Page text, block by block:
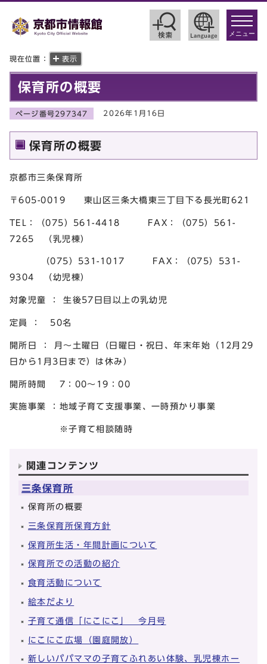
toggle
メニュー
現在位置： 表示
保育所の概要
ページ番号297347 2026年1月16日
保育所の概要
京都市三条保育所
〒605-0019 東山区三条大橋東三丁目下る長光町621
TEL：（075）561-4418 FAX：（075）561-
7265 （乳児棟）
（075）531-1017 FAX：（075）531-
9304 （幼児棟）
対象児童 ： 生後57日目以上の乳幼児
定員 ： 50名
開所日 ： 月～土曜日（日曜日・祝日、年末年始（12月29
日から1月3日まで）は休み）
開所時間 7：00～19：00
実施事業 ：地域子育て支援事業、一時預かり事業
※子育て相談随時
関連コンテンツ
三条保育所
保育所の概要
三条保育所保育方針
保育所生活・年間計画について
保育所での活動の紹介
食育活動について
絵本だより
子育て通信「にこにこ」 今月号
にこにこ広場（園庭開放）
新しいパパママの子育てふれあい体験、乳児棟ホー